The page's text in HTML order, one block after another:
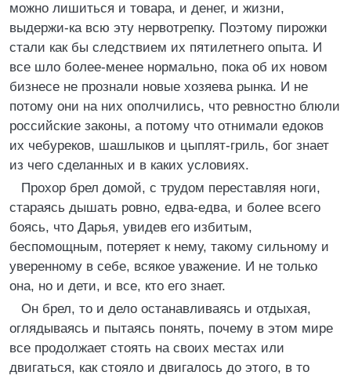
можно лишиться и товара, и денег, и жизни,
выдержи-ка всю эту нервотрепку. Поэтому пирожки
стали как бы следствием их пятилетнего опыта. И
все шло более-менее нормально, пока об их новом
бизнесе не прознали новые хозяева рынка. И не
потому они на них ополчились, что ревностно блюли
российские законы, а потому что отнимали едоков
их чебуреков, шашлыков и цыплят-гриль, бог знает
из чего сделанных и в каких условиях.
Прохор брел домой, с трудом переставляя ноги,
стараясь дышать ровно, едва-едва, и более всего
боясь, что Дарья, увидев его избитым,
беспомощным, потеряет к нему, такому сильному и
уверенному в себе, всякое уважение. И не только
она, но и дети, и все, кто его знает.
Он брел, то и дело останавливаясь и отдыхая,
оглядываясь и пытаясь понять, почему в этом мире
все продолжает стоять на своих местах или
двигаться, как стояло и двигалось до этого, в то